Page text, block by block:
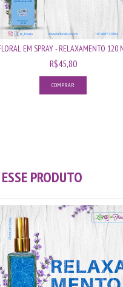
EM SPRAY - RELAXAMENTO 120
R$45,80
PRODUTO